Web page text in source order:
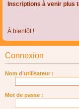
Inscriptions à venir plus
À bientôt !
Connexion
Nom d’utilisateur :
Mot de passe :